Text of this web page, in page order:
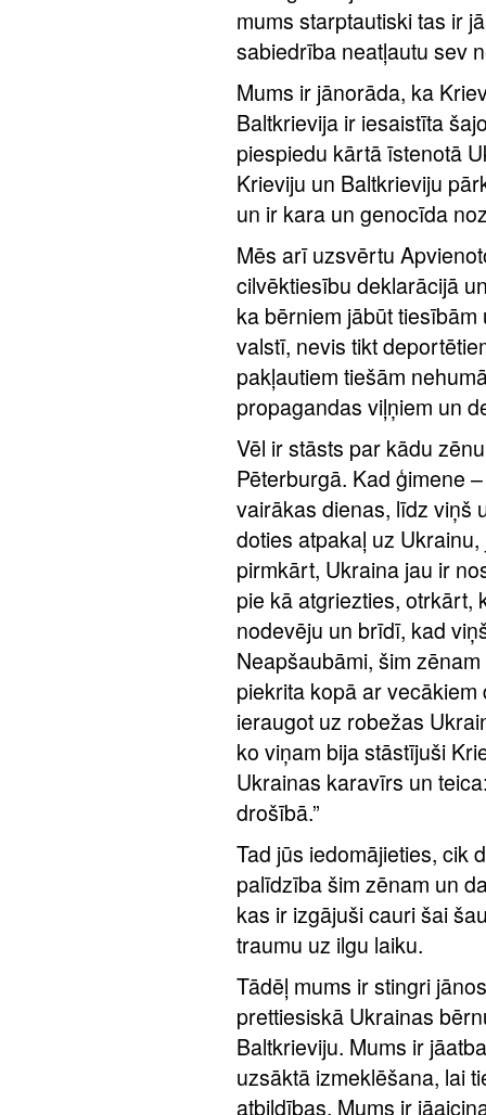
mums starptautiski tas ir
sabiedrība neatļautu sev
Mums ir jānorāda, ka
Baltkrievija ir iesaistīta
piespiedu kārtā īstenotā
Krieviju un Baltkrieviju
un ir kara un genocīda
Mēs arī uzsvērtu
cilvēktiesību deklarācijā
ka bērniem jābūt
valstī, nevis tikt
pakļautiem tiešām
propagandas viļņiem un
Vēl ir stāsts par kādu
Pēterburgā. Kad ģimene
vairākas dienas, līdz viņš
doties atpakaļ uz
pirmkārt, Ukraina jau ir
pie kā atgriezties, otrkārt,
nodevēju un brīdī, kad
Neapšaubāmi, šim
piekrita kopā ar
ieraugot uz robežas
ko viņam bija stāstījuši
Ukrainas karavīrs un
drošībā.”
Tad jūs iedomājieties, cik
palīdzība šim zēnam un
kas ir izgājuši cauri šai
traumu uz ilgu laiku.
Tādēļ mums ir stingri
prettiesiskā Ukrainas
Baltkrieviju. Mums ir
uzsāktā izmeklēšana, lai
atbildības. Mums ir